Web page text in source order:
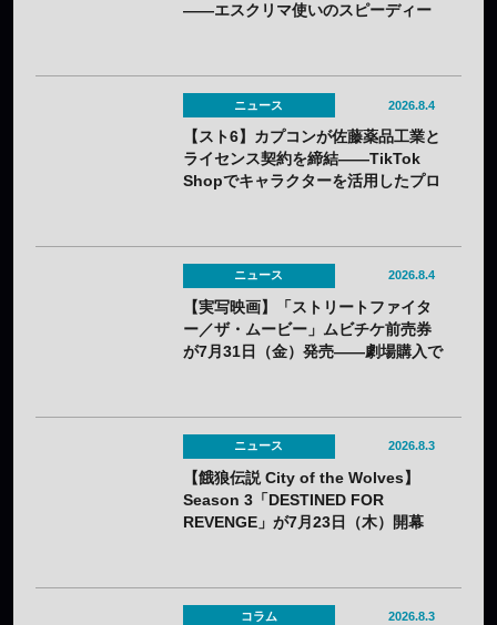
——エスクリマ使いのスピーディー
ニュース 2026.8.4
【スト6】カプコンが佐藤薬品工業と
ライセンス契約を締結——TikTok
Shopでキャラクターを活用したプロ
ニュース 2026.8.4
【実写映画】「ストリートファイタ
ー／ザ・ムービー」ムビチケ前売券
が7月31日（金）発売——劇場購入で
ニュース 2026.8.3
【餓狼伝説 City of the Wolves】
Season 3「DESTINED FOR
REVENGE」が7月23日（木）開幕
コラム 2026.8.3